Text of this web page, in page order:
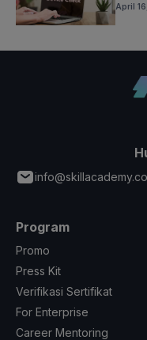
April
Program
Promo
Press Kit
Verifikasi Sertifikat
For Enterprise
Career Mentoring